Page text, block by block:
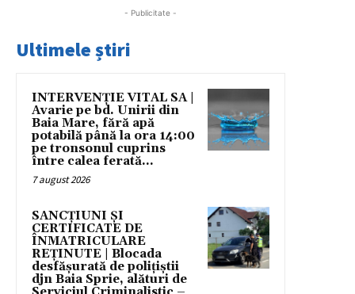
- Publicitate -
Ultimele știri
INTERVENȚIE VITAL SA |
Avarie pe bd. Unirii din
Baia Mare, fără apă
potabilă până la ora 14:00
pe tronsonul cuprins
între calea ferată...
7 august 2026
SANCȚIUNI ȘI
CERTIFICATE DE
ÎNMATRICULARE
REȚINUTE | Blocada
desfășurată de polițiștii
djn Baia Sprie, alături de